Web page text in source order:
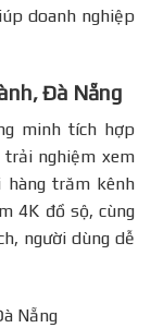
doanh nghiệp
Đà Nẵng
minh tích hợp
trải nghiệm xem
hàng trăm kênh
4K đồ sộ, cùng
người dùng dễ
Nẵng